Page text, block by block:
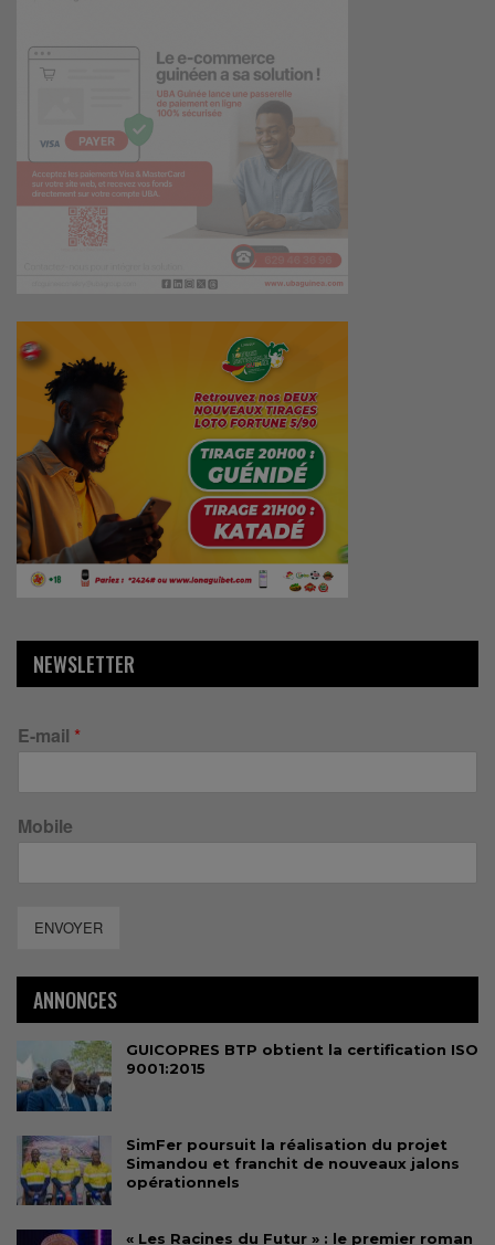
NEWSLETTER
E-mail *
Mobile
ENVOYER
ANNONCES
GUICOPRES BTP obtient la certification ISO
9001:2015
SimFer poursuit la réalisation du projet
Simandou et franchit de nouveaux jalons
opérationnels
« Les Racines du Futur » : le premier roman